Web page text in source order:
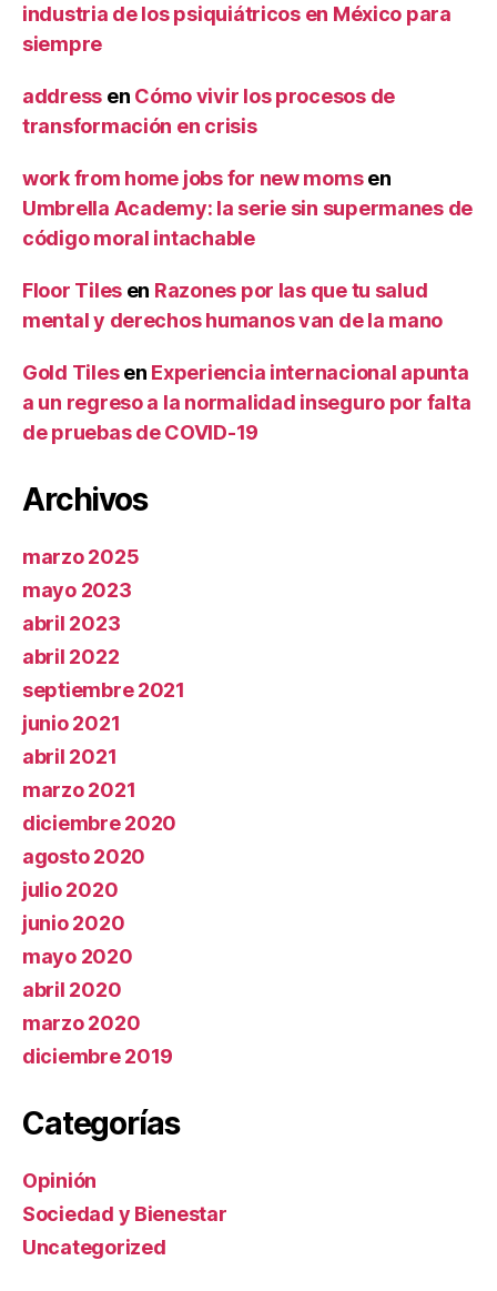
industria de los psiquiátricos en México para
siempre
address en Cómo vivir los procesos de
transformación en crisis
work from home jobs for new momsen
Umbrella Academy: la serie sin supermanes de
código moral intachable
Floor Tiles en Razones por las que tu salud
mental y derechos humanos van de la mano
Gold Tilesen Experiencia internacional apunta
a un regreso a la normalidad inseguro por falta
de pruebas de COVID-19
Archivos
marzo 2025
mayo 2023
abril 2023
abril 2022
septiembre 2021
junio 2021
abril 2021
marzo 2021
diciembre 2020
agosto 2020
julio 2020
junio 2020
mayo 2020
abril 2020
marzo 2020
diciembre 2019
Categorías
Opinión
Sociedad y Bienestar
Uncategorized